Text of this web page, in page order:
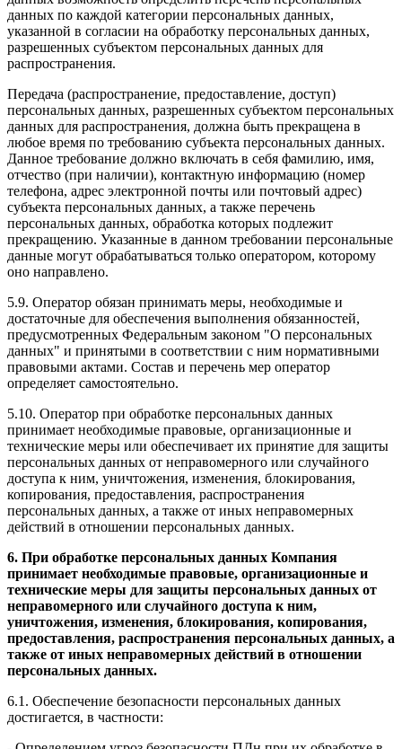
данных по каждой категории персональных данных,
указанной в согласии на обработку персональных данных,
разрешенных субъектом персональных данных для
распространения.
Передача (распространение, предоставление, доступ)
персональных данных, разрешенных субъектом персональных
данных для распространения, должна быть прекращена в
любое время по требованию субъекта персональных данных.
Данное требование должно включать в себя фамилию, имя,
отчество (при наличии), контактную информацию (номер
телефона, адрес электронной почты или почтовый адрес)
субъекта персональных данных, а также перечень
персональных данных, обработка которых подлежит
прекращению. Указанные в данном требовании персональные
данные могут обрабатываться только оператором, которому
оно направлено.
5.9. Оператор обязан принимать меры, необходимые и
достаточные для обеспечения выполнения обязанностей,
предусмотренных Федеральным законом "О персональных
данных" и принятыми в соответствии с ним нормативными
правовыми актами. Состав и перечень мер оператор
определяет самостоятельно.
5.10. Оператор при обработке персональных данных
принимает необходимые правовые, организационные и
технические меры или обеспечивает их принятие для защиты
персональных данных от неправомерного или случайного
доступа к ним, уничтожения, изменения, блокирования,
копирования, предоставления, распространения
персональных данных, а также от иных неправомерных
действий в отношении персональных данных.
6. При обработке персональных данных Компания
принимает необходимые правовые, организационные и
технические меры для защиты персональных данных от
неправомерного или случайного доступа к ним,
уничтожения, изменения, блокирования, копирования,
предоставления, распространения персональных данных, а
также от иных неправомерных действий в отношении
персональных данных.
6.1. Обеспечение безопасности персональных данных
достигается, в частности: